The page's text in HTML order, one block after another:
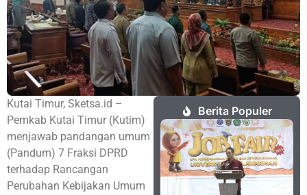
Kutai Timur, Sketsa.id –
Pemkab Kutai Timur (Kutim)
menjawab pandangan umum
(Pandum) 7 Fraksi DPRD
terhadap Rancangan
Perubahan Kebijakan Umum
Berita Populer